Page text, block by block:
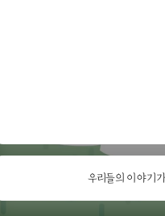
우리들의 이야기